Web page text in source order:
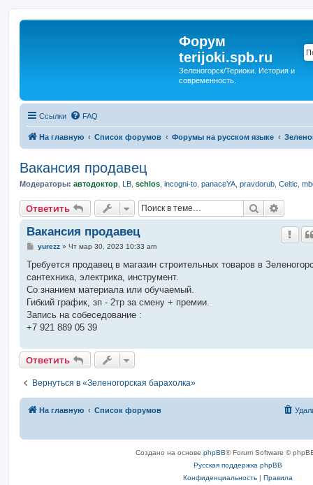
Форум
terijoki.spb.ru
Зеленогорск/Териоки. История и
современность.
Ссылки FAQ
На главную Список форумов Форумы на русском языке
Вакансия продавец
Модераторы: автодоктор LB schlos incogni-to panaceYA pravdorub Celtic
Ответить Поиск
Вакансия продавец
С
о
щ
е
и
е
yurezz» Чт мар 30, 2023 10:33 am
Требуется продавец в магазин строительных товаров в
сантехника, электрика, инструмент.
Со знанием материала или обучаемый.
Гибкий график, зп - 2тр за смену + премии.
Запись на собеседование :
+7 921 889 05 39
Ответить
Вернуться в «Зеленогорская барахолка»
На главную Список форумов
Создано на основе phpBB® Forum Software ©
Русская поддержка phpBB
Конфиденциальность | Правила